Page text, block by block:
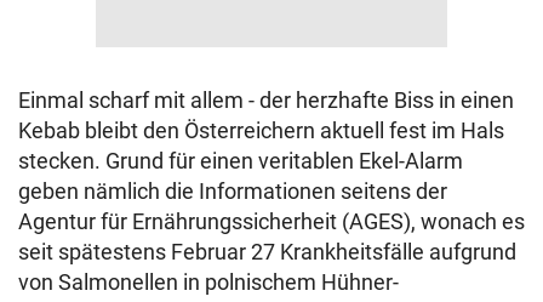
Einmal scharf mit allem - der herzhafte Biss in einen
Kebab bleibt den Österreichern aktuell fest im Hals
stecken. Grund für einen veritablen Ekel-Alarm
geben nämlich die Informationen seitens der
Agentur für Ernährungssicherheit (AGES), wonach es
seit spätestens Februar 27 Krankheitsfälle aufgrund
von Salmonellen in polnischem Hühner-